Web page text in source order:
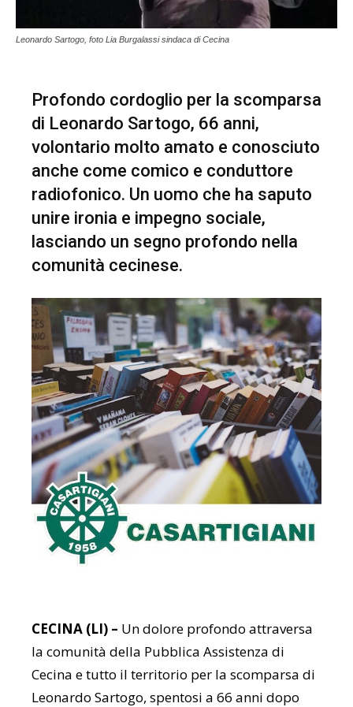
Leonardo Sartogo, foto Lia Burgalassi sindaca di Cecina
Profondo cordoglio per la scomparsa
di Leonardo Sartogo, 66 anni,
volontario molto amato e conosciuto
anche come comico e conduttore
radiofonico. Un uomo che ha saputo
unire ironia e impegno sociale,
lasciando un segno profondo nella
comunità cecinese.
CECINA (LI) – Un dolore profondo attraversa
la comunità della Pubblica Assistenza di
Cecina e tutto il territorio per la scomparsa di
Leonardo Sartogo, spentosi a 66 anni dopo